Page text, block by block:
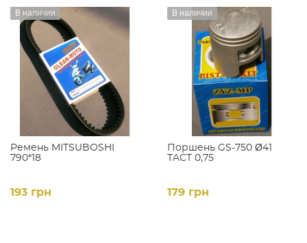
Ремень MITSUBOSHI
790*18
В наличии
193 грн
Поршень GS-750 Ǿ41
TACT 0,75
В наличии
179 грн